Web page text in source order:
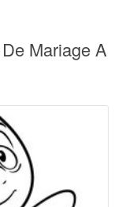
Mariage A